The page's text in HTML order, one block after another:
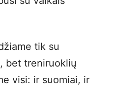
tik su
bet treniruoklių
visi: ir suomiai, ir